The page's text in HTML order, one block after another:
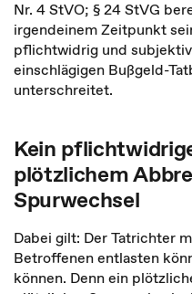
Nr. 4 StVO; § 24 StVG
irgendeinem Zeitpunkt
pflichtwidrig und
einschlägigen Bußgeld-
unterschreitet.
Kein
plötzlichem
Spurwechsel
Dabei gilt: Der Tatrichter
Betroffenen entlasten
können. Denn ein